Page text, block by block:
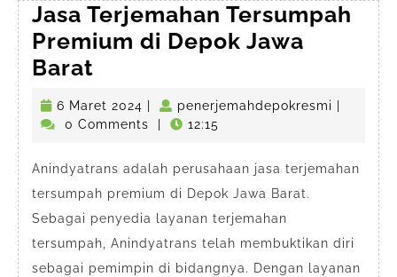
Jasa Terjemahan Tersumpah
Premium di Depok Jawa
Barat
Terjemahan
Tersumpah
di
Depok
Jawa
Barat
6 Maret 2024 6
Maret
penerjemahdepokresmi
0 Comments
12:15
Anindyatrans adalah perusahaan jasa terjemahan
tersumpah premium di Depok Jawa Barat.
Sebagai penyedia layanan terjemahan
tersumpah, Anindyatrans telah membuktikan diri
sebagai pemimpin di bidangnya. Dengan layanan